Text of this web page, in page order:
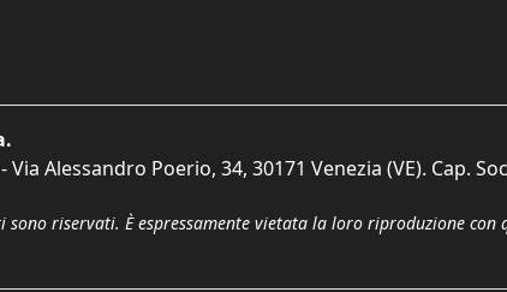
Alessandro Poerio, 34, 30171 Venezia (VE). Cap.
riservati. È espressamente vietata la loro riproduzione con